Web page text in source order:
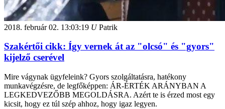
2018. február 02. 13:03:19 UPatrik
Szakértői cikk: Így vernek át az "olcsó" és "gyors"
kijelző cserével
Mire vágynak ügyfeleink? Gyors szolgáltatásra, hatékony
munkavégzésre, de legfőképpen: ÁR-ÉRTÉK ARÁNYBAN A
LEGKEDVEZŐBB MEGOLDÁSRA. Azért te is érzed most egy
kicsit, hogy ez túl szép ahhoz, hogy igaz legyen.